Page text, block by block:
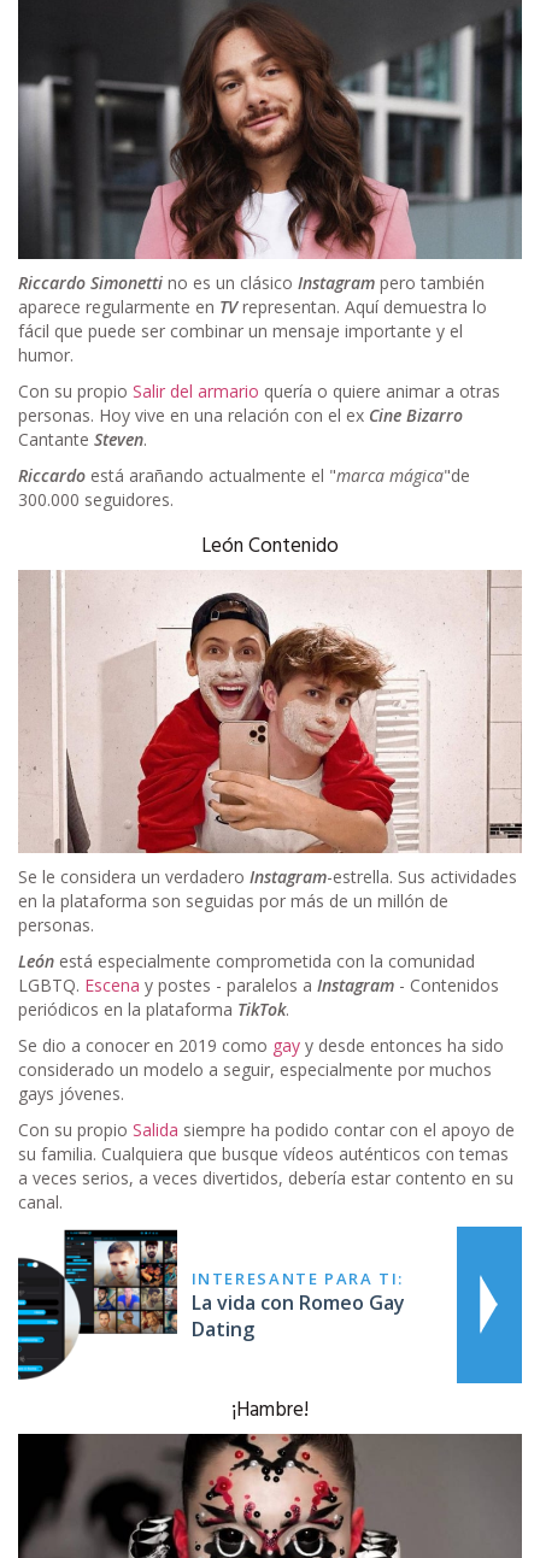
Riccardo Simonetti no es un clásico Instagram pero también
aparece regularmente en TV representan. Aquí demuestra lo
fácil que puede ser combinar un mensaje importante y el
humor.
Con su propio Salir del armario quería o quiere animar a otras
personas. Hoy vive en una relación con el ex Cine Bizarro
Cantante Steven.
Riccardo está arañando actualmente el "marca mágica"de
300.000 seguidores.
León Contenido
Se le considera un verdadero Instagram-estrella. Sus actividades
en la plataforma son seguidas por más de un millón de
personas.
León está especialmente comprometida con la comunidad
LGBTQ. Escena y postes - paralelos a Instagram - Contenidos
periódicos en la plataforma TikTok.
Se dio a conocer en 2019 como gay y desde entonces ha sido
considerado un modelo a seguir, especialmente por muchos
gays jóvenes.
Con su propio Salida siempre ha podido contar con el apoyo de
su familia. Cualquiera que busque vídeos auténticos con temas
a veces serios, a veces divertidos, debería estar contento en su
canal.
INTERESANTE PARA TI:
La vida con Romeo Gay
Dating
¡Hambre!